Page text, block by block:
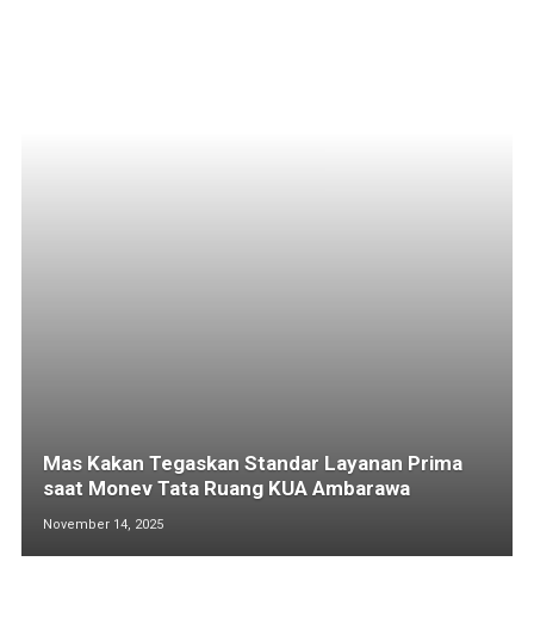
Mas Kakan Tegaskan Standar Layanan Prima
saat Monev Tata Ruang KUA Ambarawa
November 14, 2025